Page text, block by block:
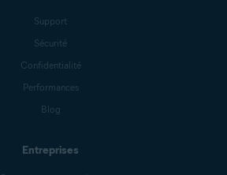
Support
Sécurité
Confidentialité
Performances
Blog
Entreprises